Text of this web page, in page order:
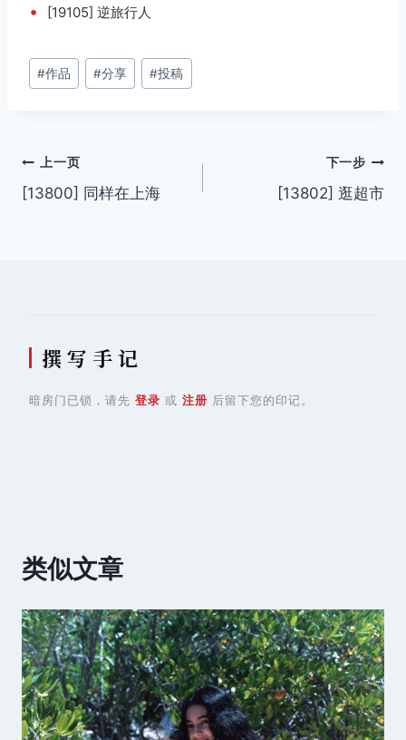
• [19105] 逆旅行人
文
章
#作品 #分享 #投稿
文
章
上一页
[13800] 同样在上海
下一步
[13802] 逛超市
撰 写 手 记
暗房门已锁，请先 登录 或 注册 后留下您的印记。
类似文章